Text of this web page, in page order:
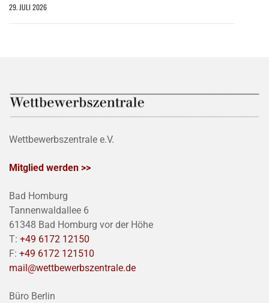
29. JULI 2026
Wettbewerbszentrale e.V.
Mitglied werden >>
Bad Homburg
Tannenwaldallee 6
61348 Bad Homburg vor der Höhe
T: +49 6172 12150
F: +49 6172 121510
mail@wettbewerbszentrale.de
Büro Berlin